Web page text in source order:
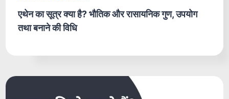
एथेन का सूत्र क्या है? भौतिक और रासायनिक गुण, उपयोग
तथा बनाने की विधि